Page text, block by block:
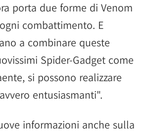
porta due forme di Venom
combattimento. E
a combinare queste
Spider-Gadget come
si possono realizzare
entusiasmanti".
informazioni anche sulla